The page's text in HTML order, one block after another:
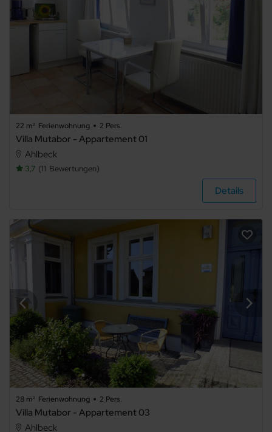
22 m² Ferienwohnung 2 Pers.
Villa Mutabor - Appartement 01
Ahlbeck
3,7 11 Bewertungen
Details
28 m² Ferienwohnung 2 Pers.
Villa Mutabor - Appartement 03
Ahlbeck